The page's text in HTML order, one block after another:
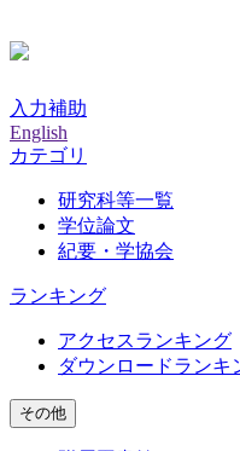
入力補助
English
カテゴリ
研究科等一覧
学位論文
紀要・学協会
ランキング
アクセスランキング
ダウンロードランキ
その他